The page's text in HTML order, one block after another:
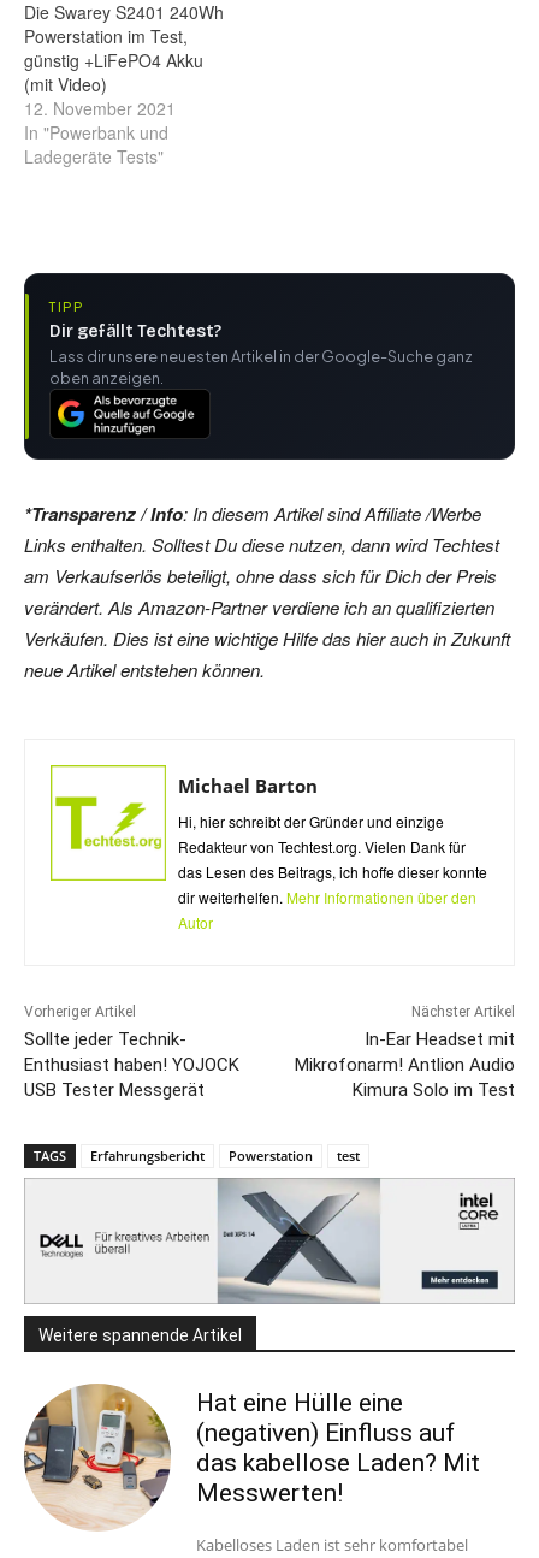
Die Swarey S2401 240Wh
Powerstation im Test,
günstig +LiFePO4 Akku
(mit Video)
12. November 2021
In "Powerbank und
Ladegeräte Tests"
TIPP
Dir gefällt Techtest?
Lass dir unsere neuesten Artikel in der Google-Suche ganz
oben anzeigen.
*Transparenz / Info: In diesem Artikel sind Affiliate /Werbe
Links enthalten. Solltest Du diese nutzen, dann wird Techtest
am Verkaufserlös beteiligt, ohne dass sich für Dich der Preis
verändert. Als Amazon-Partner verdiene ich an qualifizierten
Verkäufen. Dies ist eine wichtige Hilfe das hier auch in Zukunft
neue Artikel entstehen können.
Michael Barton
Hi, hier schreibt der Gründer und einzige
Redakteur von Techtest.org. Vielen Dank für
das Lesen des Beitrags, ich hoffe dieser konnte
dir weiterhelfen. Mehr Informationen über den
Autor
Vorheriger Artikel
Sollte jeder Technik-
Enthusiast haben! YOJOCK
USB Tester Messgerät
Nächster Artikel
In-Ear Headset mit
Mikrofonarm! Antlion Audio
Kimura Solo im Test
TAGS Erfahrungsbericht Powerstation test
Weitere spannende Artikel
Hat eine Hülle eine
(negativen) Einfluss auf
das kabellose Laden? Mit
Messwerten!
Kabelloses Laden ist sehr komfortabel